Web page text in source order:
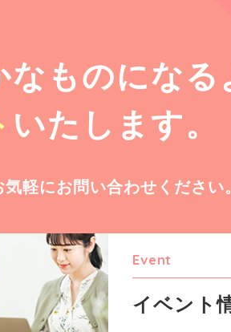
なものになる
いたします。
気軽にお問い合わせください
Event
イベント